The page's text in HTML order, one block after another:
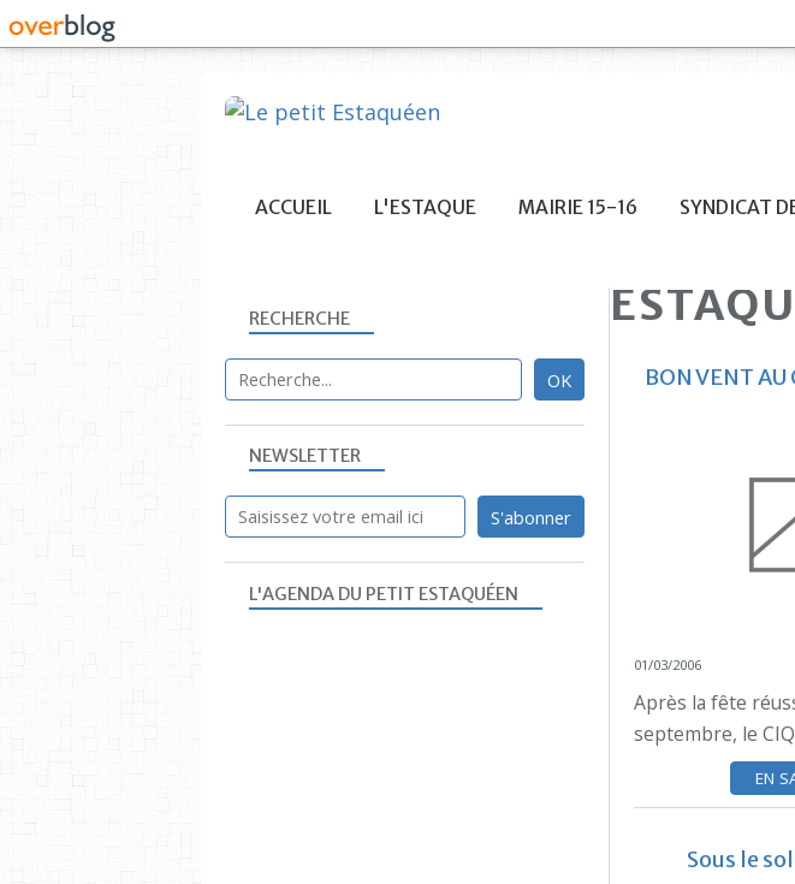
ACCUEIL L'ESTAQUE MAIRIE 15-16 SYNDICAT
BON VENT AU
01/03/2006
Après la fête
septembre, le
EN
Sous le
NEWSLETTER
RECHERCHE
L'AGENDA DU PETIT ESTAQUÉEN